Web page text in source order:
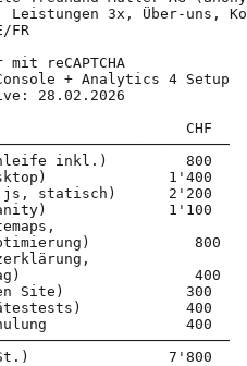
Leistungen 3x, Über-uns,
FR
mit reCAPTCHA
+ Analytics 4 Setup
28.02.2026
CHF
inkl.)         800
1'400
statisch)      2'200
Sanity)              1'100
800
400
Site)              300
400
400
7'800